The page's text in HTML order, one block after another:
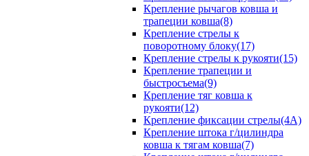
Крепление рычагов ковша и
трапеции ковша(8)
Крепление стрелы к
поворотному блоку(17)
Крепление стрелы к рукояти(15)
Крепление трапеции и
быстросъема(9)
Крепление тяг ковша к
рукояти(12)
Крепление фиксации стрелы(4A)
Крепление штока г/цилиндра
ковша к тягам ковша(7)